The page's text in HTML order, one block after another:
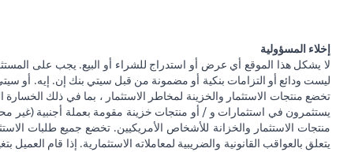
إخلاء المسؤولية
لا يشكل هذا الموقع أي عرض أو استدراج للشراء أو البيع. يجب على
ليست ودائع أو التزامات بنكية أو مضمونة من قبل سيتي بنك إن. إيه. أو
تخضع منتجات الاستثمار والخزينة لمخاطر الاستثمار ، بما في ذلك
يستثمرون في استثمارات و / أو منتجات خزينة مقومة بعملة أجنبية (غير
منتجات الاستثمار والخزانة للأشخاص الأمريكيين. تخضع جميع طلبات
يتعلق بالعواقب القانونية والضريبية لمعاملاته الاستثمارية. إذا قام العميل